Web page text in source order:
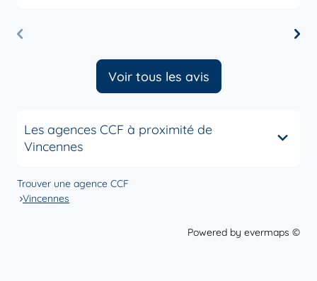
Voir tous les avis
Les agences CCF à proximité de
Vincennes
Trouver une agence CCF
Vincennes
Powered by evermaps ©